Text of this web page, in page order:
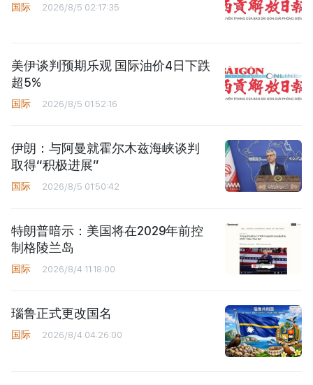
国际 2026/8/5 02:17:35
美伊谈判预期乐观 国际油价4日下跌
超5%
国际 2026/8/5 01:52:16
伊朗：与阿曼就霍尔木兹海峡谈判
取得“积极进展”
国际 2026/8/5 01:50:42
特朗普暗示：美国将在2029年前控
制格陵兰岛
国际 2026/8/4 11:18:00
瑙鲁正式更改国名
国际 2026/8/4 04:26:00